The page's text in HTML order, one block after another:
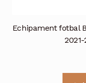
Echipament fotbal